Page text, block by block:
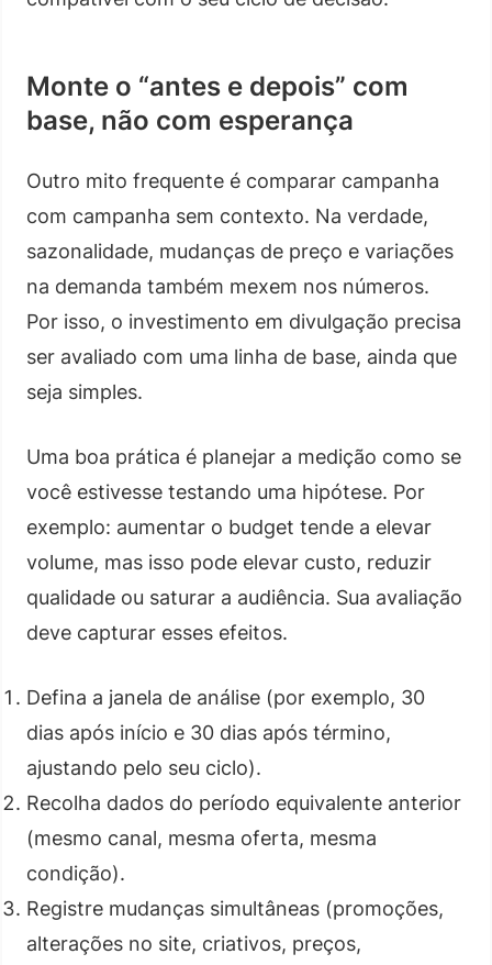
Monte o “antes e depois” com
base, não com esperança
Outro mito frequente é comparar campanha
com campanha sem contexto. Na verdade,
sazonalidade, mudanças de preço e variações
na demanda também mexem nos números.
Por isso, o investimento em divulgação precisa
ser avaliado com uma linha de base, ainda que
seja simples.
Uma boa prática é planejar a medição como se
você estivesse testando uma hipótese. Por
exemplo: aumentar o budget tende a elevar
volume, mas isso pode elevar custo, reduzir
qualidade ou saturar a audiência. Sua avaliação
deve capturar esses efeitos.
Defina a janela de análise (por exemplo, 30
dias após início e 30 dias após término,
ajustando pelo seu ciclo).
Recolha dados do período equivalente anterior
(mesmo canal, mesma oferta, mesma
condição).
Registre mudanças simultâneas (promoções,
alterações no site, criativos, preços,